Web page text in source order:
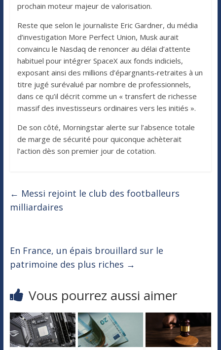
prochain moteur majeur de valorisation.
Reste que selon le journaliste Eric Gardner, du média
d’investigation More Perfect Union, Musk aurait
convaincu le Nasdaq de renoncer au délai d’attente
habituel pour intégrer SpaceX aux fonds indiciels,
exposant ainsi des millions d’épargnants‑retraites à un
titre jugé surévalué par nombre de professionnels,
dans ce qu’il décrit comme un « transfert de richesse
massif des investisseurs ordinaires vers les initiés ».
De son côté, Morningstar alerte sur l’absence totale
de marge de sécurité pour quiconque achèterait
l’action dès son premier jour de cotation.
← Messi rejoint le club des footballeurs
milliardaires
En France, un épais brouillard sur le
patrimoine des plus riches →
Vous pourrez aussi aimer